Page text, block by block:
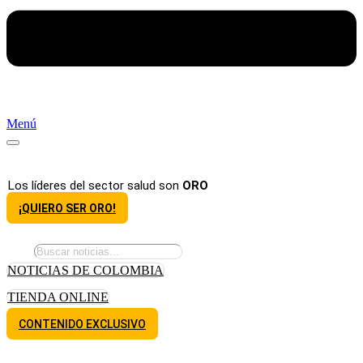
Menú
Los líderes del sector salud son ORO
¡QUIERO SER ORO!
NOTICIAS DE COLOMBIA
TIENDA ONLINE
CONTENIDO EXCLUSIVO